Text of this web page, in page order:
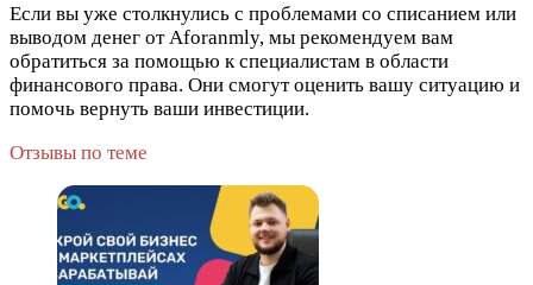
Если вы уже столкнулись с проблемами со списанием или
выводом денег от Aforanmly, мы рекомендуем вам
обратиться за помощью к специалистам в области
финансового права. Они смогут оценить вашу ситуацию и
помочь вернуть ваши инвестиции.
Отзывы по теме